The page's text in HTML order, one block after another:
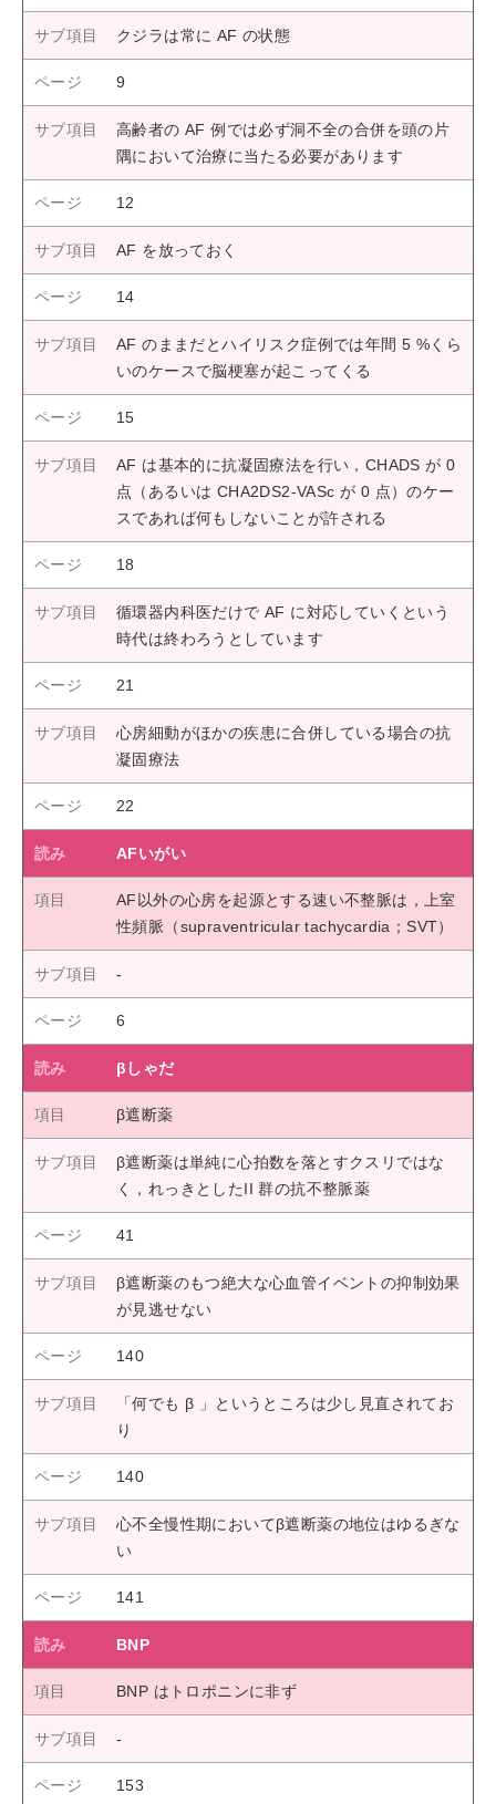
クジラは常に AF の状態
9
高齢者の AF 例では必ず洞不全の合併を頭の片
隅において治療に当たる必要があります
12
AF を放っておく
14
AF のままだとハイリスク症例では年間 5 %くら
いのケースで脳梗塞が起こってくる
15
AF は基本的に抗凝固療法を行い，CHADS が 0
点（あるいは CHA2DS2-VASc が 0 点）のケー
スであれば何もしないことが許される
18
循環器内科医だけで AF に対応していくという
時代は終わろうとしています
21
心房細動がほかの疾患に合併している場合の抗
凝固療法
22
AFいがい
AF以外の心房を起源とする速い不整脈は，上室
性頻脈（supraventricular tachycardia；SVT）
6
βしゃだ
β遮断薬
β遮断薬は単純に心拍数を落とすクスリではな
く，れっきとしたII 群の抗不整脈薬
41
β遮断薬のもつ絶大な心血管イベントの抑制効果
が見逃せない
140
「何でも β 」というところは少し見直されてお
り
140
心不全慢性期においてβ遮断薬の地位はゆるぎな
い
141
BNP
BNP はトロポニンに非ず
153